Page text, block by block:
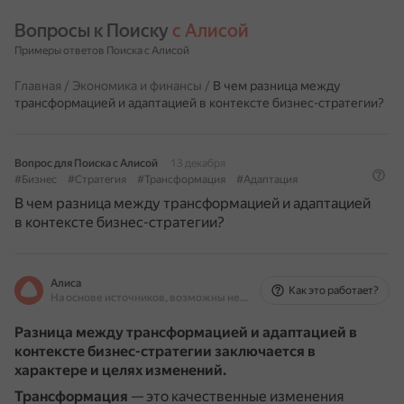
Вопросы к Поиску с Алисой
Примеры ответов Поиска с Алисой
Главная / Экономика и финансы / В чем разница между
трансформацией и адаптацией в контексте бизнес-стратегии?
Вопрос для Поиска с Алисой
13 декабря
#Бизнес
#Стратегия #Трансформация #Адаптация
В чем разница между трансформацией и адаптацией
в контексте бизнес-стратегии?
Алиса
На основе источников, возможны неточности
Как это работает?
Разница между трансформацией и адаптацией в
контексте бизнес-стратегии заключается в
характере и целях изменений.
Трансформация — это качественные изменения